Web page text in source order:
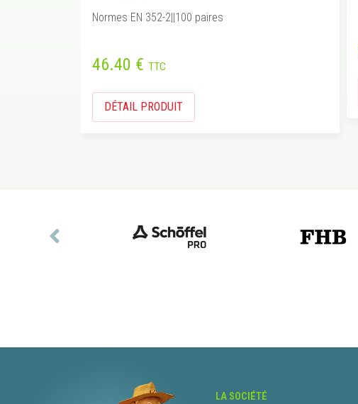
Normes EN 352-2||100 paires
46.40 € TTC
DÉTAIL PRODUIT
LA SOCIÉTÉ